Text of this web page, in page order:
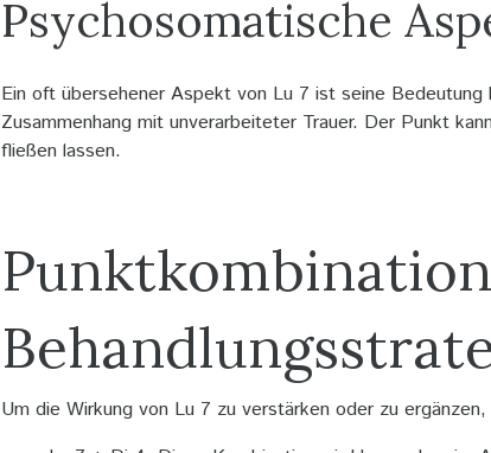
Psychosomatische
Ein oft übersehener Aspekt von Lu 7 ist seine
Zusammenhang mit unverarbeiteter Trauer. Der Punkt
fließen lassen.
Um die Wirkung von Lu 7 zu verstärken oder zu